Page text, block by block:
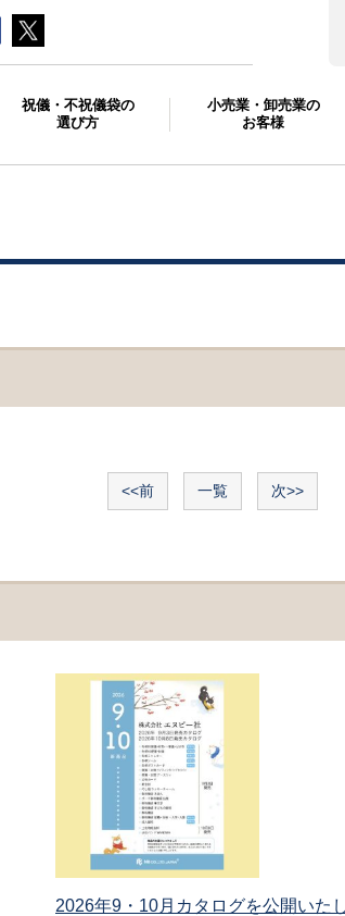
祝儀・不祝儀袋の
選び方
小売業・卸売業の
お客様
<<前 一覧 次>>
2026年9・10月カタログを公開いた